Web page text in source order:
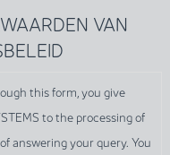
VAN
this form, you give
to the processing of
answering your query. You